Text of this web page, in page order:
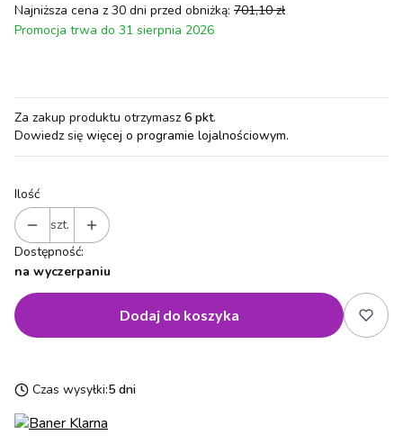
Najniższa cena z 30 dni przed obniżką: 701,10 zł
Promocja trwa do 31 sierpnia 2026
Za zakup produktu otrzymasz 6 pkt.
Dowiedz się więcej o programie lojalnościowym.
Ilość
szt.
Dostępność:
na wyczerpaniu
Dodaj do koszyka
Czas wysyłki:5 dni